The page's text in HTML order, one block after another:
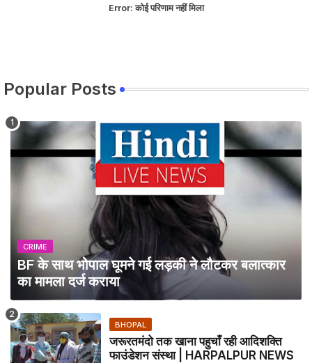
Error:कोई परिणाम नहीं मिला
Popular Posts
CRIME
BF के साथ भोपाल घूमने गई लड़की ने लौटकर बलात्कार
का मामला दर्ज कराया
BHOPAL
जरूरतमंदो तक खाना पहुचाँ रही आदिशक्ति
फाउंडेशन संस्था | HARPALPUR NEWS